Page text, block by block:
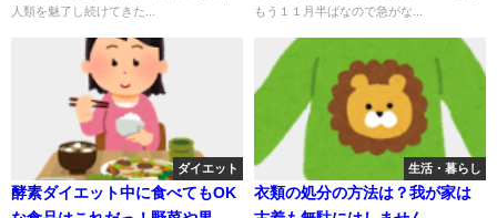
人類を魅了し続けてきた...
もう１１月半ばなので急がな...
ダイエット
酵素ダイエット中に食べてもOK
生活・暮らし
衣類の処分の方法は？我が家は